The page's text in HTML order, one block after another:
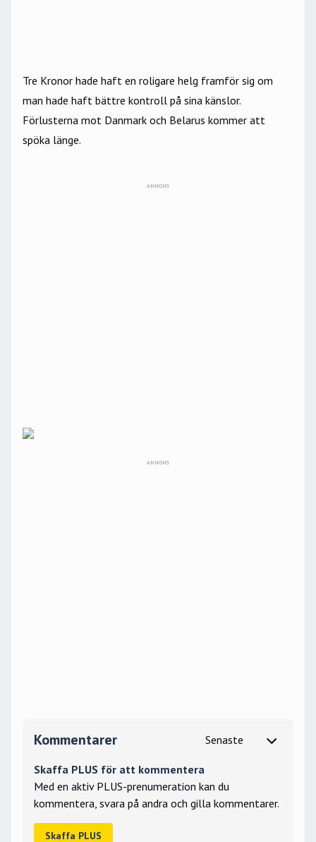
Tre Kronor hade haft en roligare helg framför sig om
man hade haft bättre kontroll på sina känslor.
Förlusterna mot Danmark och Belarus kommer att
spöka länge.
ANNONS
Kommentarer
Skaffa PLUS för att kommentera
Med en aktiv PLUS-prenumeration kan du
kommentera, svara på andra och gilla kommentarer.
Skaffa PLUS